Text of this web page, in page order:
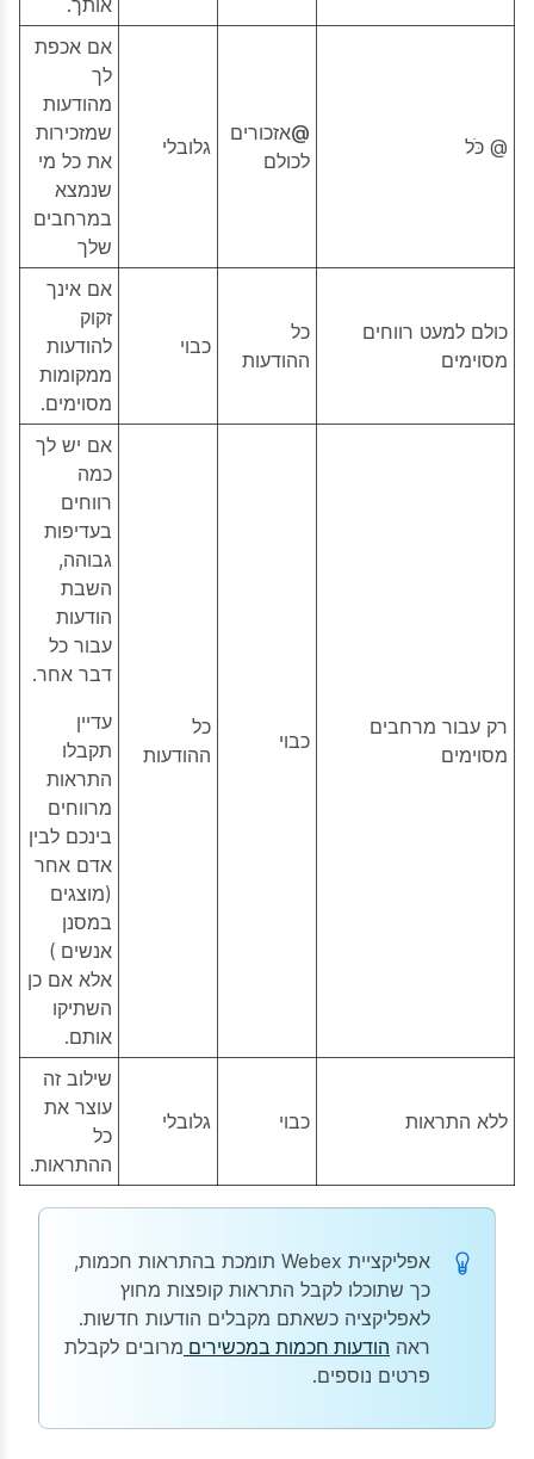
אותך.
@ כֹּל
@אזכורים
לכולם
גלובלי
אם אכפת
לך
מהודעות
שמזכירות
את כל מי
שנמצא
במרחבים
שלך
כולם למעט רווחים
מסוימים
כל
ההודעות
כבוי
אם אינך
זקוק
להודעות
ממקומות
מסוימים.
רק עבור מרחבים
מסוימים
כבוי
כל
ההודעות
אם יש לך
כמה
רווחים
בעדיפות
גבוהה,
השבת
הודעות
עבור כל
דבר אחר.
עדיין
תקבלו
התראות
מרווחים
בינכם לבין
אדם אחר
(מוצגים
במסנן
אנשים )
אלא אם כן
השתיקו
אותם.
ללא התראות כבוי גלובלי
שילוב זה
עוצר את
כל
ההתראות.
אפליקציית Webex תומכת בהתראות חכמות,
כך שתוכלו לקבל התראות קופצות מחוץ
לאפליקציה כשאתם מקבלים הודעות חדשות.
ראה הודעות חכמות במכשירים מרובים לקבלת
פרטים נוספים.